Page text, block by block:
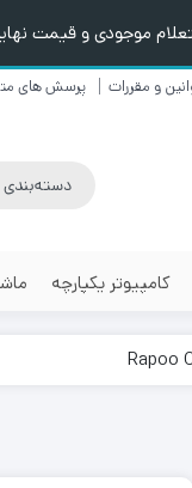
موجودی و قیمت
و مقررات پرسش های
کامپیوتر یکپارچه